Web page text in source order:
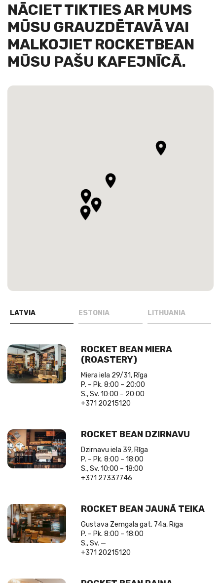
NĀCIET TIKTIES AR MUMS
MŪSU GRAUZDĒTAVĀ VAI
MALKOJIET ROCKETBEAN
MŪSU PAŠU KAFEJNĪCĀ.
LATVIA ESTONIA LITHUANIA
ROCKET BEAN MIERA
(ROASTERY)
Miera iela 29/31, Rīga
P. – Pk. 8:00 – 20:00
S., Sv. 10:00 – 20:00
+371 20215120
ROCKET BEAN DZIRNAVU
Dzirnavu iela 39, Rīga
P. – Pk. 8:00 – 18:00
S., Sv. 10:00 – 18:00
+371 27337746
ROCKET BEAN JAUNĀ TEIKA
Gustava Zemgala gat. 74a, Rīga
P. – Pk. 8:00 – 18:00
S., Sv. —
+371 20215120